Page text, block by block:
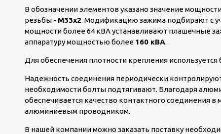
В обозначении элементов указано значение
резьбы - М33х2. Модификацию зажима подбирают с
мощности более 64 кВА устанавливают плашечные
аппаратуру мощностью более 160 кВА.
Для обеспечения плотности крепления
Надежность соединения периодически
необходимости болты подтягивают. Благодаря
обеспечивается качество контактного соединения
алюминиевым проводником.
В нашей компании можно заказать поставку